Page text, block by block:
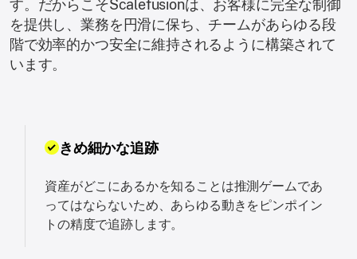
す。だからこそScalefusionは、お客様に完全な制御
を提供し、業務を円滑に保ち、チームがあらゆる段
階で効率的かつ安全に維持されるように構築されて
います。
きめ細かな追跡
資産がどこにあるかを知ることは推測ゲームであ
ってはならないため、あらゆる動きをピンポイン
トの精度で追跡します。